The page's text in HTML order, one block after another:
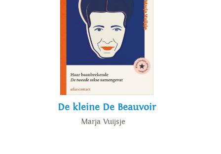
De kleine De Beauvoir
Marja Vuijsje